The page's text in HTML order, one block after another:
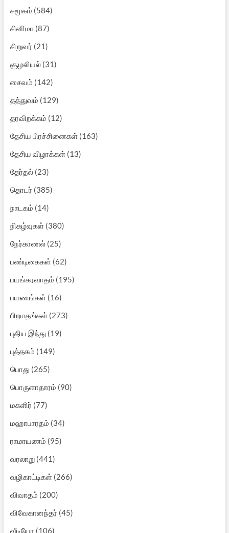
சமூகம் (584)
சினிமா (87)
சிறுவர் (21)
சூழலியல்(31)
சைவம் (142)
தத்துவம் (129)
தரவிறக்கம் (12)
தேசிய பிரச்சினைகள்(163)
தேசிய விழாக்கள்(13)
தேர்தல்(23)
தொடர் (385)
நாடகம் (14)
நிகழ்வுகள்(380)
நேர்காணல்(25)
பண்டிகைகள்(62)
பயங்கரவாதம் (195)
பயணங்கள்(16)
பிறமதங்கள்(273)
புதிய இந்து (19)
புத்தகம் (149)
பொது (265)
பொருளாதாரம் (90)
மகளிர் (77)
மஹாபாரதம் (34)
ராமாயணம் (95)
வரலாறு(441)
வழிகாட்டிகள்(266)
விவாதம் (200)
விவேகானந்தர் (45)
வீடியோ (106)